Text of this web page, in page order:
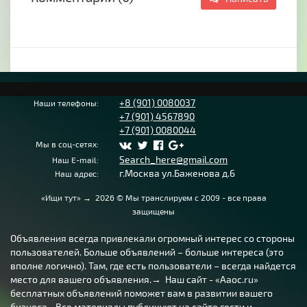
Наши телефоны:
+8 (901) 0080037
+7 (901) 4567890
+7 (901) 0080044
Мы в соц-сетях:
Наш E-mail:
Search_here@gmail.com
Наш адрес: г.Москва ул.Баженова д.6
«Ищи тут» → 2026© Мы транслируем с 2009 - все права
защищены
Объявления всегда привлекали огромный интерес со стороны
пользователей. Больше объявлений – больше интереса (это
вполне логично). Там, где есть пользователи – всегда найдется
место для вашего объявления.→ Наш сайт - «Aaoc.ru»
бесплатных объявлений поможет вам в развитии вашего